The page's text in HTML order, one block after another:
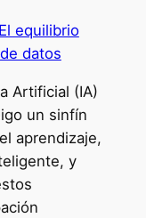
Artificial (IA)
un sinfín
aprendizaje,
y